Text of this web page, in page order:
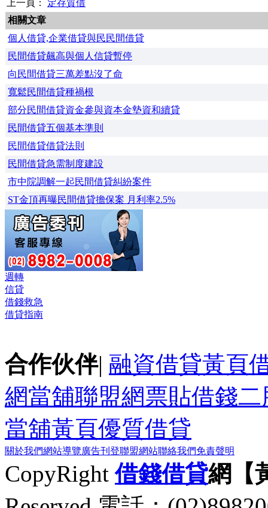
上一頁： 定存質借
相關文章
個人借貸,企業借貸與民民間借貸
民間借貸飆高與個人信貸暫停
向民間借貸三萬差點沒了命
寬鬆民間借貸種禍根
部分民間借貸資金參與資本金墊資和續貸
民間借貸五個基本準則
民間借貸借貸法則
民間借貸急需制度建設
市中院調解一起民間借貸糾紛案件
ST金頂再曝民間借貸擔保案 月利率2.5%
週轉
信貸
借錢救急
借貸指南
合作伙伴| 融資借貸黃頁
網當舖聯盟網票貼借錢二
當舖黃頁優質借貸
關於我們網站導覽廣告刊登聯盟網站聯絡我們免責聲明
CopyRight借錢借貸網【